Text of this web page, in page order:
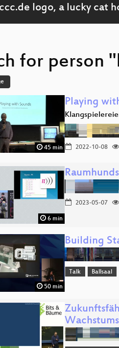
for person
45 min
Playing
2022-10-08
6 min
2023-05-07
50 min
Building
Talk Ballsaal